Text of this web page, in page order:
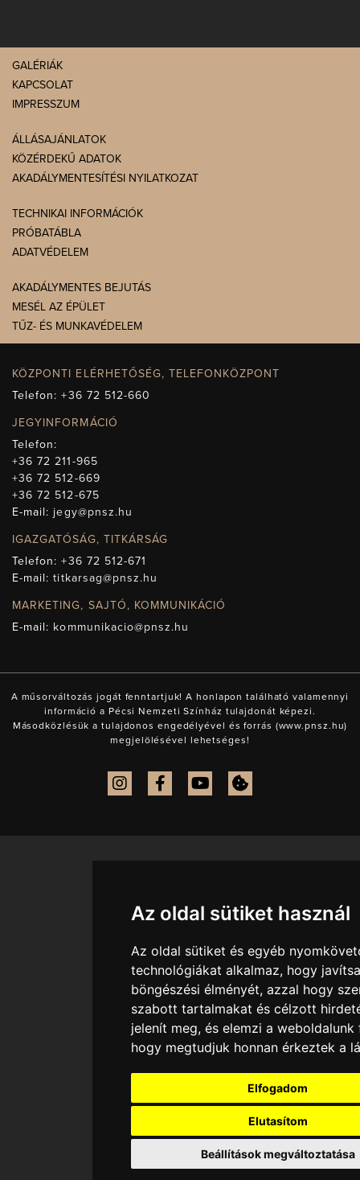
Az oldal sütiket használ
Az oldal sütiket és egyéb
technológiákat alkalmaz, hogy
böngészési élményét, azzal hogy
szabott tartalmakat és célzott
jelenít meg, és elemzi a
hogy megtudjuk honnan érkeztek a
Elfogadom
Elutasítom
Beállítások megváltoztatása
GALÉRIÁK
KAPCSOLAT
IMPRESSZUM
ÁLLÁSAJÁNLATOK
KÖZÉRDEKŰ ADATOK
AKADÁLYMENTESÍTÉSI NYILATKOZAT
TECHNIKAI INFORMÁCIÓK
PRÓBATÁBLA
ADATVÉDELEM
AKADÁLYMENTES BEJUTÁS
MESÉL AZ ÉPÜLET
TŰZ- ÉS MUNKAVÉDELEM
KÖZPONTI ELÉRHETŐSÉG, TELEFONKÖZPONT
Telefon:+36 72 512-660
JEGYINFORMÁCIÓ
Telefon:
+36 72 211-965
+36 72 512-669
+36 72 512-675
E-mail: jegy@pnsz.hu
IGAZGATÓSÁG, TITKÁRSÁG
Telefon:+36 72 512-671
E-mail:titkarsag@pnsz.hu
MARKETING, SAJTÓ, KOMMUNIKÁCIÓ
E-mail: kommunikacio@pnsz.hu
A műsorváltozás jogát fenntartjuk! A honlapon található valamennyi
információ a Pécsi Nemzeti Színház tulajdonát képezi.
Másodközlésük a tulajdonos engedélyével és forrás (www.pnsz.hu)
megjelölésével lehetséges!